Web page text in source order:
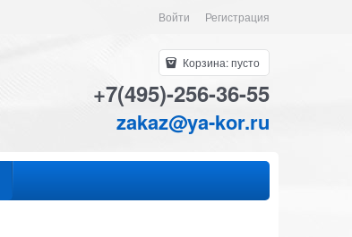
Войти Регистрация
Корзина:пусто
+7(495)-256-36-55
zakaz@ya-kor.ru